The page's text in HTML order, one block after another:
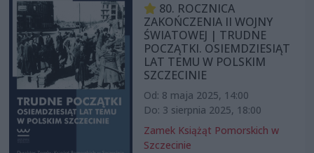
80. ROCZNICA
ZAKOŃCZENIA II WOJNY
ŚWIATOWEJ | TRUDNE
POCZĄTKI. OSIEMDZIESIĄT
LAT TEMU W POLSKIM
SZCZECINIE
Od: 8 maja 2025, 14:00
Do: 3 sierpnia 2025, 18:00
Zamek Książąt Pomorskich w
Szczecinie